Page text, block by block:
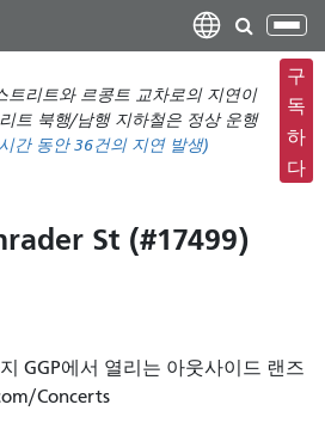
텐
츠
로
뛰
탐
색
메
뉴
전
환
트리트와 르콩트 교차로의 지연이
트 북행/남행 지하철은 정상 운행
간 동안36건의 지연 발생)
구
독
하
다
St (#17499)
GGP에서 열리는 아웃사이드 랜즈
Concerts